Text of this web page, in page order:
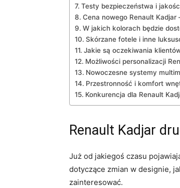
Testy​ bezpieczeństwa i
Cena nowego⁤ Renault
W‍ jakich ⁣kolorach będzie
Skórzane fotele ‌i ‌inne
Jakie są‍ oczekiwania
Możliwości‍ personalizacji
Nowoczesne systemy
Przestronność i komfort
Konkurencja dla Renault
Renault⁤ Kadjar
Już ⁢od jakiegoś czasu
⁤dotyczące ⁢zmian w designie,
zainteresować.